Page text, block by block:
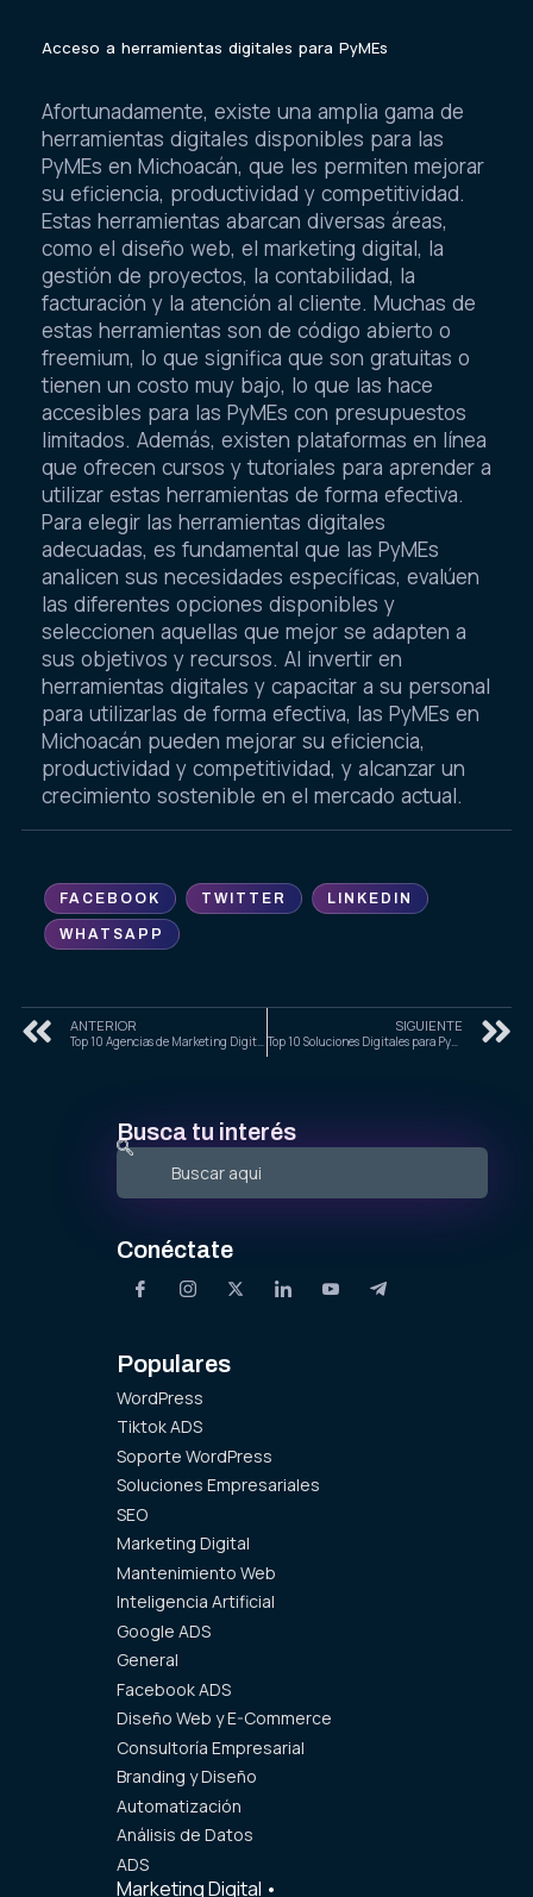
Acceso a herramientas digitales para PyMEs
Afortunadamente, existe una amplia gama de
herramientas digitales disponibles para las
PyMEs en Michoacán, que les permiten mejorar
su eficiencia, productividad y competitividad.
Estas herramientas abarcan diversas áreas,
como el diseño web, el marketing digital, la
gestión de proyectos, la contabilidad, la
facturación y la atención al cliente. Muchas de
estas herramientas son de código abierto o
freemium, lo que significa que son gratuitas o
tienen un costo muy bajo, lo que las hace
accesibles para las PyMEs con presupuestos
limitados. Además, existen plataformas en línea
que ofrecen cursos y tutoriales para aprender a
utilizar estas herramientas de forma efectiva.
Para elegir las herramientas digitales
adecuadas, es fundamental que las PyMEs
analicen sus necesidades específicas, evalúen
las diferentes opciones disponibles y
seleccionen aquellas que mejor se adapten a
sus objetivos y recursos. Al invertir en
herramientas digitales y capacitar a su personal
para utilizarlas de forma efectiva, las PyMEs en
Michoacán pueden mejorar su eficiencia,
productividad y competitividad, y alcanzar un
crecimiento sostenible en el mercado actual.
FACEBOOK TWITTER LINKEDIN
WHATSAPP
ANTERIOR
Top 10 Agencias de Marketing Digital en Monterrey para Empresas en 2025
SIGUIENTE
Top 10 Soluciones Digitales para PyMEs en Michoacán
Busca tu interés
Conéctate
Populares
WordPress
Tiktok ADS
Soporte WordPress
Soluciones Empresariales
SEO
Marketing Digital
Mantenimiento Web
Inteligencia Artificial
Google ADS
General
Facebook ADS
Diseño Web y E-Commerce
Consultoría Empresarial
Branding y Diseño
Automatización
Análisis de Datos
ADS
Marketing Digital •